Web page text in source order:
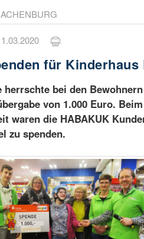
für
herrschte bei den
von 1.000 Euro.
waren die HABAKUK
zu spenden.